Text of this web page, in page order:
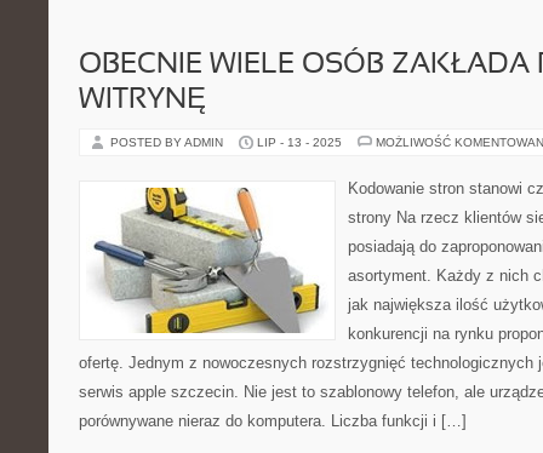
OBECNIE WIELE OSÓB ZAKŁADA
WITRYNĘ
POSTED BY ADMIN LIP - 13 - 2025 MOŻLIWOŚĆ
Kodowanie stron stanowi
strony Na rzecz klientów
posiadają do
asortyment. Każdy z nich
jak największa ilość
konkurencji na rynku
ofertę. Jednym z nowoczesnych rozstrzygnięć technologicznych
serwis apple szczecin. Nie jest to szablonowy telefon, ale
porównywane nieraz do komputera. Liczba funkcji i […]